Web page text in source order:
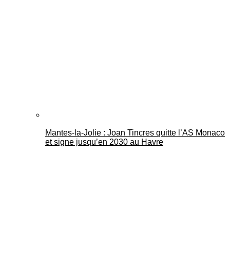
Mantes-la-Jolie : Joan Tincres quitte l’AS Monaco
et signe jusqu’en 2030 au Havre